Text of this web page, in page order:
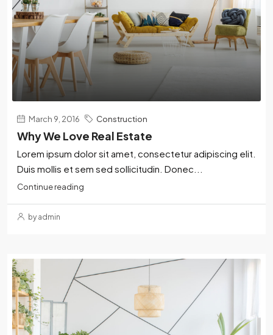
March 9, 2016 Construction
Why We Love Real Estate
Lorem ipsum dolor sit amet, consectetur adipiscing elit.
Duis mollis et sem sed sollicitudin. Donec...
Continue reading
by admin